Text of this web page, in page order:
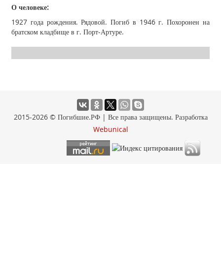
О человеке:
1927 года рождения. Рядовой. Погиб в 1946 г. Похоронен на
братском кладбище в г. Порт-Артуре.
2015-2026 © Погибшие.РФ | Все права защищены. Разработка
Webunical